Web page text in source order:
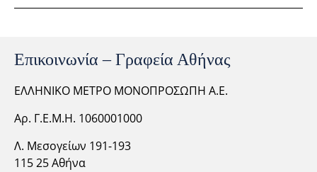
Επικοινωνία – Γραφεία Αθήνας
ΕΛΛΗΝΙΚΟ ΜΕΤΡΟ ΜΟΝΟΠΡΟΣΩΠΗ Α.Ε.
Αρ. Γ.Ε.Μ.Η. 1060001000
Λ. Μεσογείων 191-193
115 25 Αθήνα